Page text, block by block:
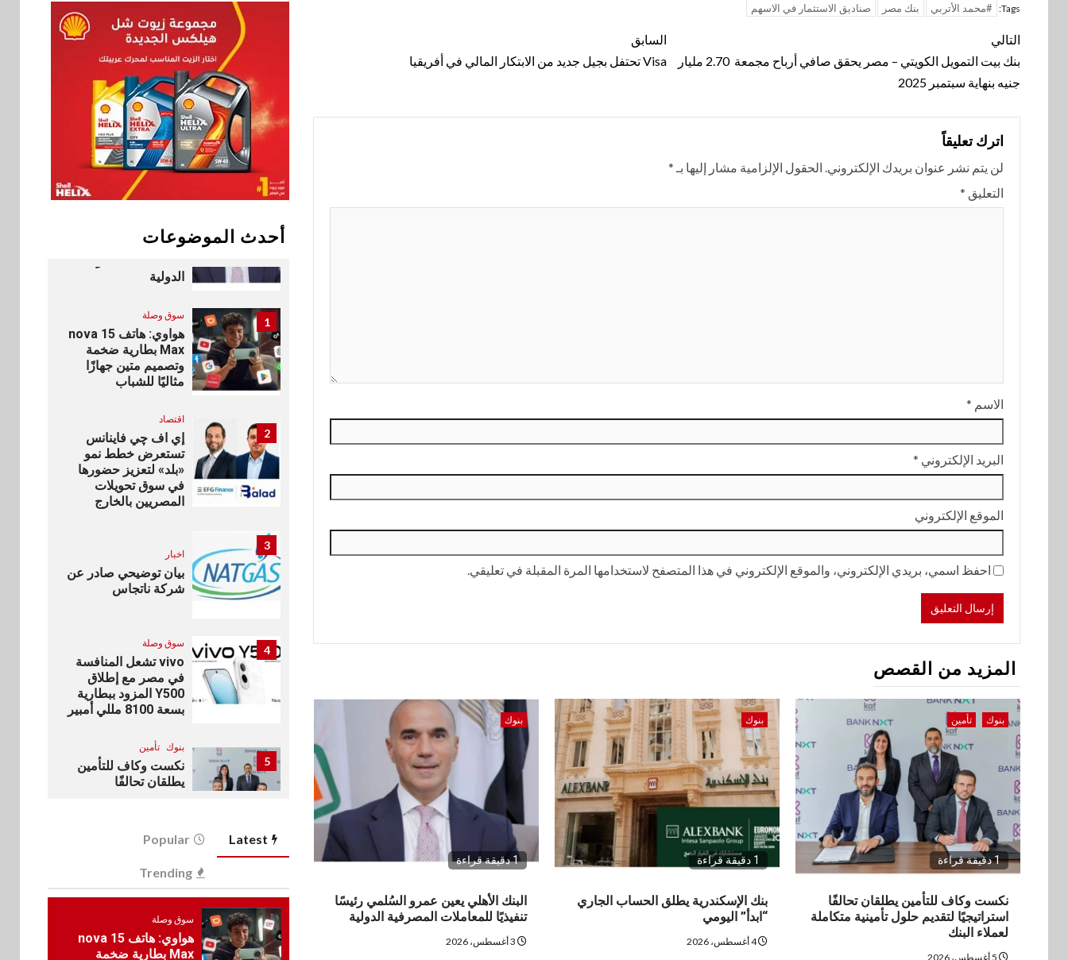
Tags: #محمد الأتربي بنك مصر صناديق الاستثمار في الاسهم
تنقل
المقالة
السابق
Visa تحتفل بجيل جديد من الابتكار المالي في أفريقيا
التالي
بنك بيت التمويل الكويتي – مصر يحقق صافي أرباح مجمعة 2.70 مليار
جنيه بنهاية سبتمبر 2025
اترك تعليقاً
لن يتم نشر عنوان بريدك الإلكتروني. الحقول الإلزامية مشار إليها بـ *
التعليق *
الاسم *
البريد الإلكتروني *
الموقع الإلكتروني
احفظ اسمي، بريدي الإلكتروني، والموقع الإلكتروني في هذا المتصفح لاستخدامها المرة المقبلة في تعليقي.
المزيد من القصص
بنوك تأمين
1 دقيقة قراءة
نكست وكاف للتأمين يطلقان تحالفًا
استراتيجيًا لتقديم حلول تأمينية متكاملة
لعملاء البنك
بنوك
1 دقيقة قراءة
بنك الإسكندرية يطلق الحساب الجاري
“ابدأ” اليومي
4 أغسطس، 2026
بنوك
1 دقيقة قراءة
البنك الأهلي يعين عمرو السُلمي رئيسًا
تنفيذيًا للمعاملات المصرفية الدولية
أحدث الموضوعات
بنك الإسكندرية يطلق
الحساب الجاري “ابدأ”
اليومي
9
اخبار سيارات
راية للمباني الذكية
وSungrow تعززان
مكانة Electra كأسرع
شبكة لشحن المركبات
الكهربائية في مصر
البنك الأهلي يعين عمرو
السُلمي رئيسًا تنفيذيًا
الدولية
1 سوق وصلة
هواوي: هاتف nova 15
Max بطارية ضخمة
وتصميم متين جهازًا
مثاليًا للشباب
2
اقتصاد
إي اف چي فاينانس
تستعرض خطط نمو
«بلد» لتعزيز حضورها
في سوق تحويلات
المصريين بالخارج
3
اخبار
بيان توضيحي صادر عن
شركة ناتجاس
4 سوق وصلة
vivo تشعل المنافسة
في مصر مع إطلاق
Y500 المزود ببطارية
بسعة 8100 مللي أمبير
5
بنوك تأمين
نكست وكاف للتأمين
يطلقان تحالفًا
الأعلى يوقّع بروتوكول
تعاون مع البريد لتقديم
خدمة الإعلان
الإلكتروني المسجل
Latest
Popular
Trending
سوق وصلة
هواوي: هاتف nova 15
Max بطارية ضخمة